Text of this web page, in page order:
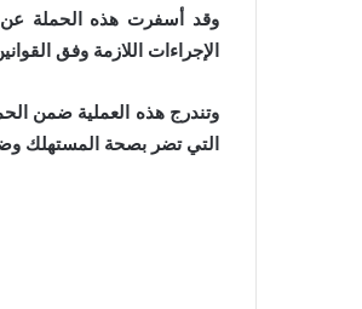
وقد أسفرت هذه الحملة عن
الإجراءات اللازمة وفق
وتندرج هذه العملية ضمن
التي تضر بصحة المستهلك